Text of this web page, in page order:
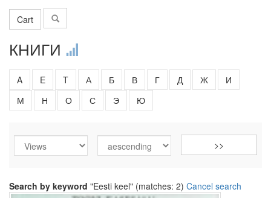
Cart
КНИГИ
A E T А Б В Г Д Ж
И
М
Н О С Э Ю
Search by keyword "Eesti keel" (matches: 2) Cancel search